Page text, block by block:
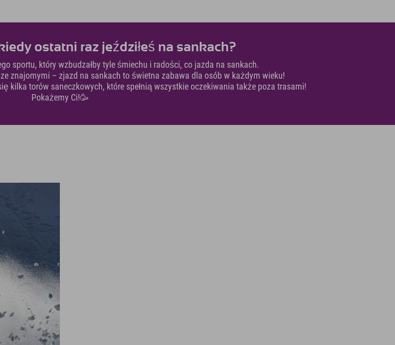
ostatni raz jeździłeś na sankach?
sportu, który wzbudzałby tyle śmiechu i radości, co jazda na sankach.
znajomymi – zjazd na sankach to świetna zabawa dla osób w każdym wieku!
kilka torów saneczkowych, które spełnią wszystkie oczekiwania także poza trasami!
Pokażemy Ci!🥳